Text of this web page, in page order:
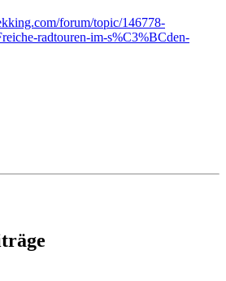
forum/topic/146778-
radtouren-im-s%C3%BCden-